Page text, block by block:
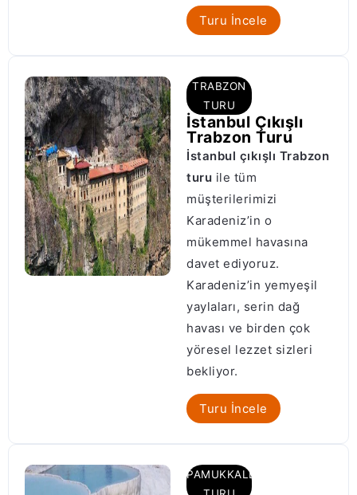
Turu İncele
TRABZON
TURU
İstanbul Çıkışlı
Trabzon Turu
İstanbul çıkışlı Trabzon
turu ile tüm
müşterilerimizi
Karadeniz’in o
mükemmel havasına
davet ediyoruz.
Karadeniz’in yemyeşil
yaylaları, serin dağ
havası ve birden çok
yöresel lezzet sizleri
bekliyor.
Turu İncele
PAMUKKALE